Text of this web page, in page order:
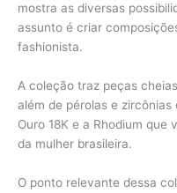
mostra as diversas
assunto é criar
fashionista.
A coleção traz peças
além de pérolas e
Ouro 18K e a Rhodium que
da mulher brasileira.
O ponto relevante dessa